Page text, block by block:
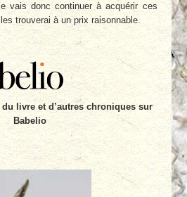
vais donc continuer à acquérir ces
trouverai à un prix raisonnable.
livre et d’autres chroniques sur
Babelio